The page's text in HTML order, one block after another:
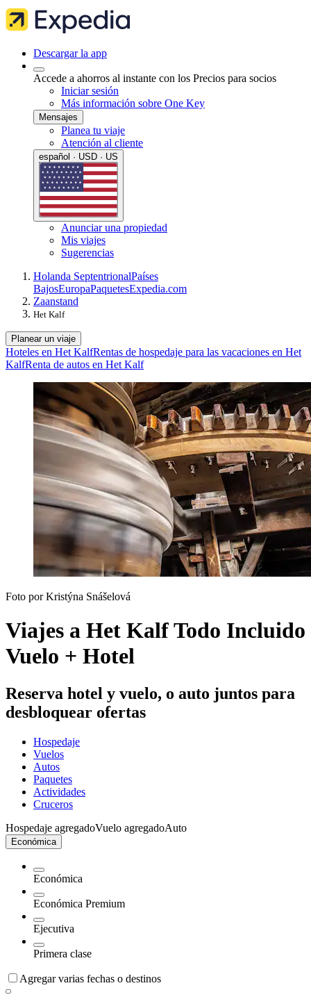
Descargar la app
Accede a ahorros al instante con los Precios para socios
Iniciar sesión
Más información sobre One Key
Mensajes
Planea tu viaje
Atención al cliente
español · USD · US
Anunciar una propiedad
Mis viajes
Sugerencias
Holanda SeptentrionalPaíses
BajosEuropaPaquetesExpedia.com
Zaanstand
Het Kalf
Planear un viaje
Hoteles en Het KalfRentas de hospedaje para las vacaciones en Het
KalfRenta de autos en Het Kalf
Foto por Kristýna Snášelová
Viajes a Het Kalf Todo Incluido
Vuelo + Hotel
Reserva hotel y vuelo, o auto juntos para
desbloquear ofertas
Hospedaje
Vuelos
Autos
Paquetes
Actividades
Cruceros
Hospedaje agregadoVuelo agregadoAuto
Económica
Económica
Económica Premium
Ejecutiva
Primera clase
Agregar varias fechas o destinos